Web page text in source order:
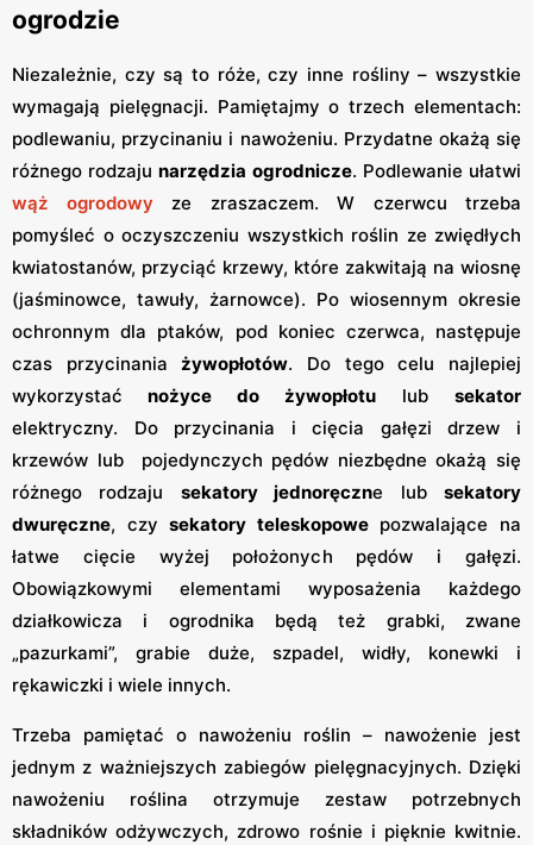
ogrodzie
Niezależnie, czy są to róże, czy inne rośliny – wszystkie
wymagają pielęgnacji. Pamiętajmy o trzech elementach:
podlewaniu, przycinaniu i nawożeniu. Przydatne okażą się
różnego rodzajunarzędzia ogrodnicze. Podlewanie ułatwi
wąż ogrodowy ze zraszaczem. W czerwcu trzeba
pomyśleć o oczyszczeniu wszystkich roślin ze zwiędłych
kwiatostanów, przyciąć krzewy, które zakwitają na wiosnę
(jaśminowce, tawuły, żarnowce). Po wiosennym okresie
ochronnym dla ptaków, pod koniec czerwca, następuje
czas przycinaniażywopłotów. Do tego celu najlepiej
wykorzystać nożyce do żywopłotu lub sekator
elektryczny. Do przycinania i cięcia gałęzi drzew i
krzewów lub pojedynczych pędów niezbędne okażą się
różnego rodzaju sekatory jednoręczne lubsekatory
dwuręczne, czysekatory teleskopowepozwalające na
łatwe cięcie wyżej położonych pędów i gałęzi.
Obowiązkowymi elementami wyposażenia każdego
działkowicza i ogrodnika będą też grabki, zwane
„pazurkami”, grabie duże, szpadel, widły, konewki i
rękawiczki i wiele innych.
Trzeba pamiętać o nawożeniu roślin – nawożenie jest
jednym z ważniejszych zabiegów pielęgnacyjnych. Dzięki
nawożeniu roślina otrzymuje zestaw potrzebnych
składników odżywczych, zdrowo rośnie i pięknie kwitnie.